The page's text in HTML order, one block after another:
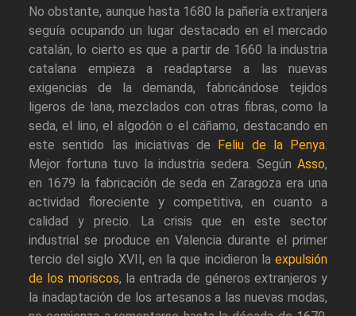
No obstante, aunque hasta 1680 la pañería extranjera
seguía ocupando un lugar destacado en el mercado
catalán, lo cierto es que a partir de 1660 la industria
catalana empieza a readaptarse a las nuevas
exigencias de la demanda, fabricándose tejidos
ligeros de lana, mezclados con otras fibras, como la
seda, el lino, el algodón o el cáñamo, destacando en
este sentido las iniciativas de
Feliu de la Penya.
Mejor fortuna tuvo la industria sedera. Según Asso,
en 1679 la fabricación de seda en Zaragoza era una
actividad floreciente y competitiva, en cuanto a
calidad y precio. La crisis que en este sector
industrial se produce en Valencia durante el primer
tercio del siglo XVII, en la que incidieron la expulsión
de los moriscos, la entrada de géneros extranjeros y
la inadaptación de los artesanos a las nuevas modas,